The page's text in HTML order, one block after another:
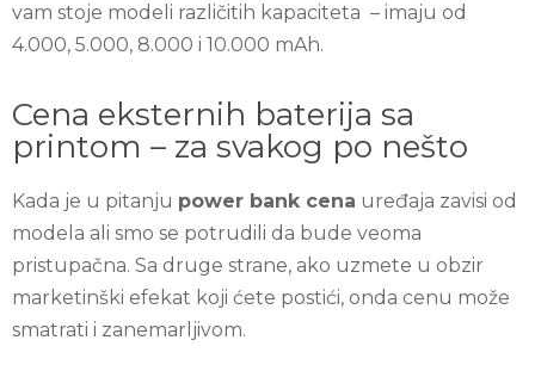
vam stoje modeli različitih kapaciteta – imaju od
4.000, 5.000, 8.000 i 10.000 mAh.
Cena eksternih baterija sa
printom – za svakog po nešto
Kada je u pitanju power bank cena uređaja zavisi od
modela ali smo se potrudili da bude veoma
pristupačna. Sa druge strane, ako uzmete u obzir
marketinški efekat koji ćete postići, onda cenu može
smatrati i zanemarljivom.